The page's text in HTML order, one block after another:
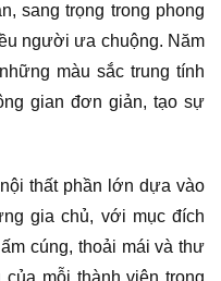
sang trọng trong phong
người ưa chuộng. Năm
màu sắc trung tính
gian đơn giản, tạo sự
thất phần lớn dựa vào
gia chủ, với mục đích
cúng, thoải mái và thư
mỗi thành viên trong